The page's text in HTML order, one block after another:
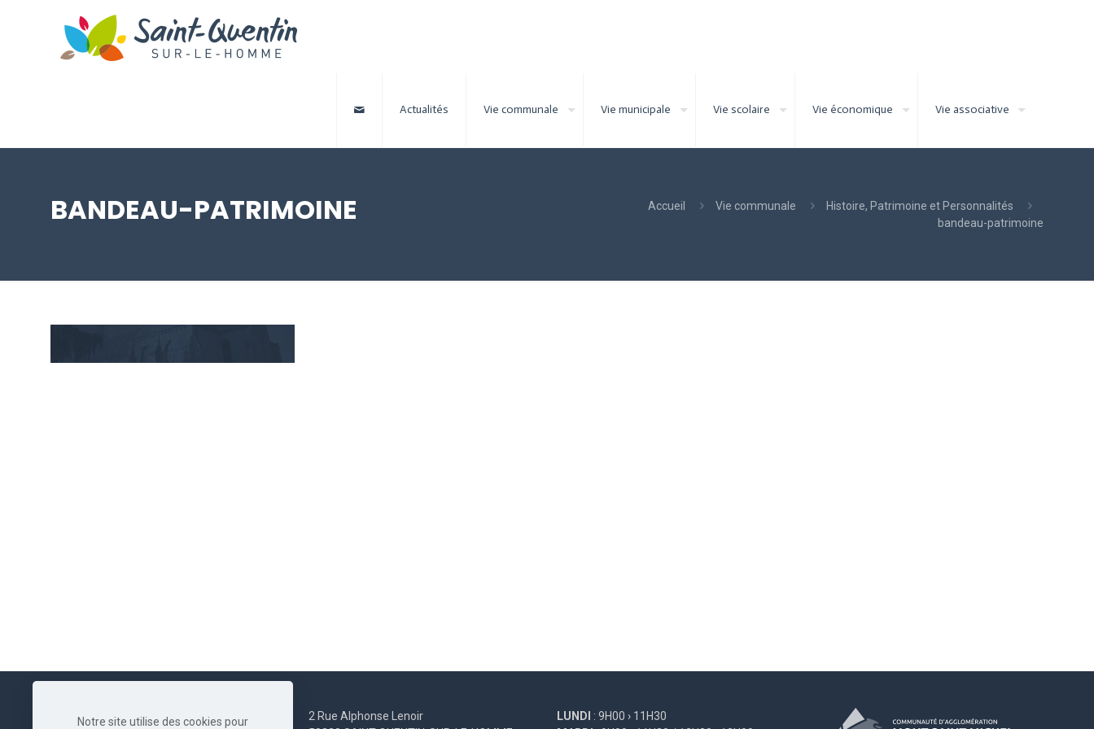
 Actualités Vie communale Vie municipale Vie scolaire Vie économique Vie associative
BANDEAU-PATRIMOINE Accueil Vie communale
Histoire, Patrimoine et Personnalités
bandeau-patrimoine
2 Rue Alphonse Lenoir
LUNDI : 9H00 › 11H30
Notre site utilise des cookies pour